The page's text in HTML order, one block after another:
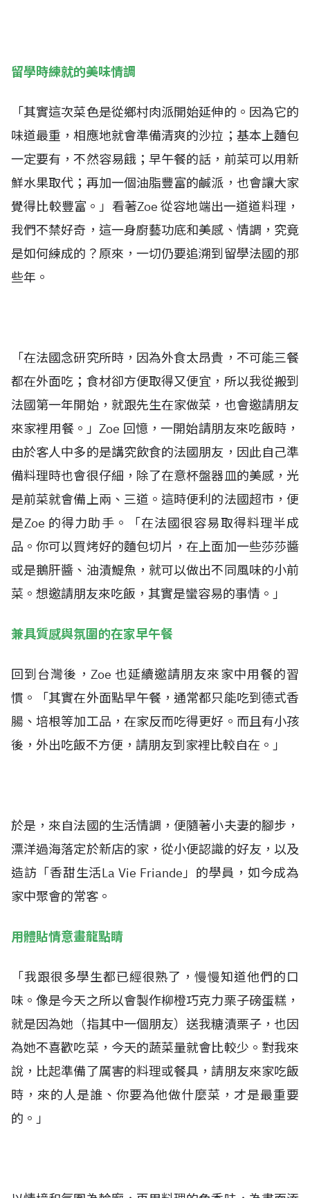
留學時練就的美味情調
「其實這次菜色是從鄉村肉派開始延伸的。因為它的
味道最重，相應地就會準備清爽的沙拉；基本上麵包
一定要有，不然容易餓；早午餐的話，前菜可以用新
鮮水果取代；再加一個油脂豐富的鹹派，也會讓大家
覺得比較豐富。」看著Zoe 從容地端出一道道料理，
我們不禁好奇，這一身廚藝功底和美感、情調，究竟
是如何練成的？原來，一切仍要追溯到留學法國的那
些年。
「在法國念研究所時，因為外食太昂貴，不可能三餐
都在外面吃；食材卻方便取得又便宜，所以我從搬到
法國第一年開始，就跟先生在家做菜，也會邀請朋友
來家裡用餐。」Zoe 回憶，一開始請朋友來吃飯時，
由於客人中多的是講究飲食的法國朋友，因此自己準
備料理時也會很仔細，除了在意杯盤器皿的美感，光
是前菜就會備上兩、三道。這時便利的法國超市，便
是Zoe 的得力助手。「在法國很容易取得料理半成
品。你可以買烤好的麵包切片，在上面加一些莎莎醬
或是鵝肝醬、油漬鯷魚，就可以做出不同風味的小前
菜。想邀請朋友來吃飯，其實是蠻容易的事情。」
兼具質感與氛圍的在家早午餐
回到台灣後，Zoe 也延續邀請朋友來家中用餐的習
慣。「其實在外面點早午餐，通常都只能吃到德式香
腸、培根等加工品，在家反而吃得更好。而且有小孩
後，外出吃飯不方便，請朋友到家裡比較自在。」
於是，來自法國的生活情調，便隨著小夫妻的腳步，
漂洋過海落定於新店的家，從小便認識的好友，以及
造訪「香甜生活La Vie Friande」的學員，如今成為
家中聚會的常客。
用體貼情意畫龍點睛
「我跟很多學生都已經很熟了，慢慢知道他們的口
味。像是今天之所以會製作柳橙巧克力栗子磅蛋糕，
就是因為她（指其中一個朋友）送我糖漬栗子，也因
為她不喜歡吃菜，今天的蔬菜量就會比較少。對我來
說，比起準備了厲害的料理或餐具，請朋友來家吃飯
時，來的人是誰、你要為他做什麼菜，才是最重要
的。」